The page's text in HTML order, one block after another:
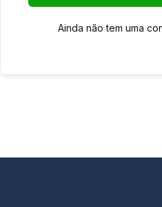
Ainda não tem uma